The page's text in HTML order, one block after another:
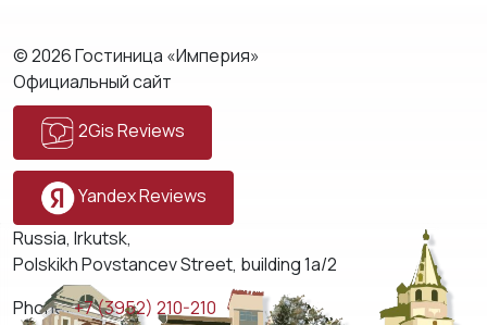
© 2026 Гостиница «Империя»
Официальный сайт
2Gis Reviews
Yandex Reviews
Russia, Irkutsk,
Polskikh Povstancev Street, building 1a/2
Phone:+7 (3952) 210-210